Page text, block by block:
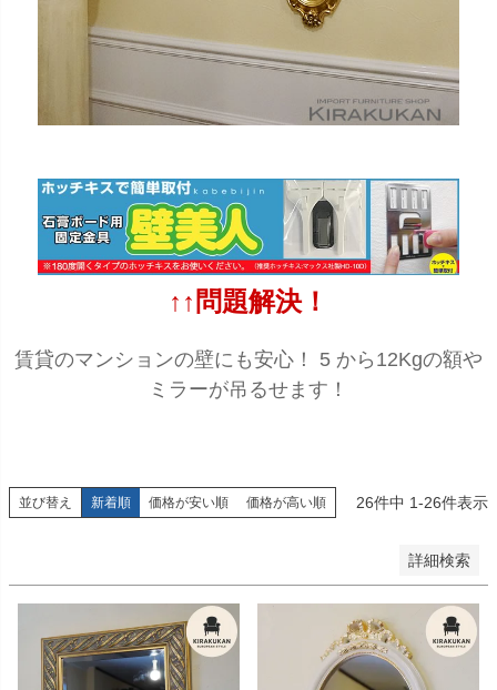
↑↑問題解決！
賃貸のマンションの壁にも安心！ 5 から12Kgの額や
ミラーが吊るせます！
並び替え 新着順 価格が安い順 価格が高い順 26件中 1-26件表示
詳細検索
予約商品
予約商品のみを表示
登録順
価格が高い順
検索